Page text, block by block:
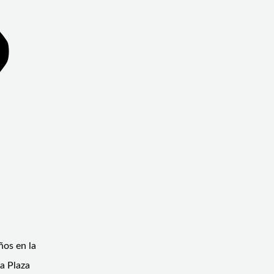
en la
Plaza